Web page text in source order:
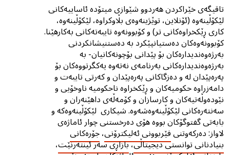
تاقیگەی خێراكردن هەردوو شێوازی میتۆدە ئاساییەکانی
لێکۆڵینەوە (ئۆنلاین، توێژینەوەى بڵاوکراوە، لێکۆڵینەوە،
کاری ڕێکخراوەکانی تر) و کۆبوونەوە تایبەتەکانی بەکارهێنا.
کۆبوونەوەکان دەستیانپێکرد بە دەستنیشانکردنی
بەرژەوەندیدارەکان بۆ پێدانى بۆچونەکانیان- بە
بەرژەوەندیدارەکانی بەرنامەی نەتەوە یەكگرتووەكان بۆ
پەرەپێدان لە و دەزگاکانی پەرەپێدان و کەرتی تایبەت و
دامەزراوە حکومیەکان و ڕێکخراوە ناحکومیە ناوخۆیی و
نێودەوڵەتیەکان و کارسازان و کۆمەڵەی داهێنەران و
سەنتەرەکانی لێکۆڵینەوەشەوە. شیکاری لێکۆڵینەوەکە و
بابەتی گفتوگۆکان بووە هۆی دەرخستنی چوار ئاماژەی
لاواز: دەرکەوتنیفێربوونی ئەلیکترۆنی،جۆرەکانی
بنیادنانی توانستی دیجیتاڵی،بازاڕی سەر ئینتەرنێت،